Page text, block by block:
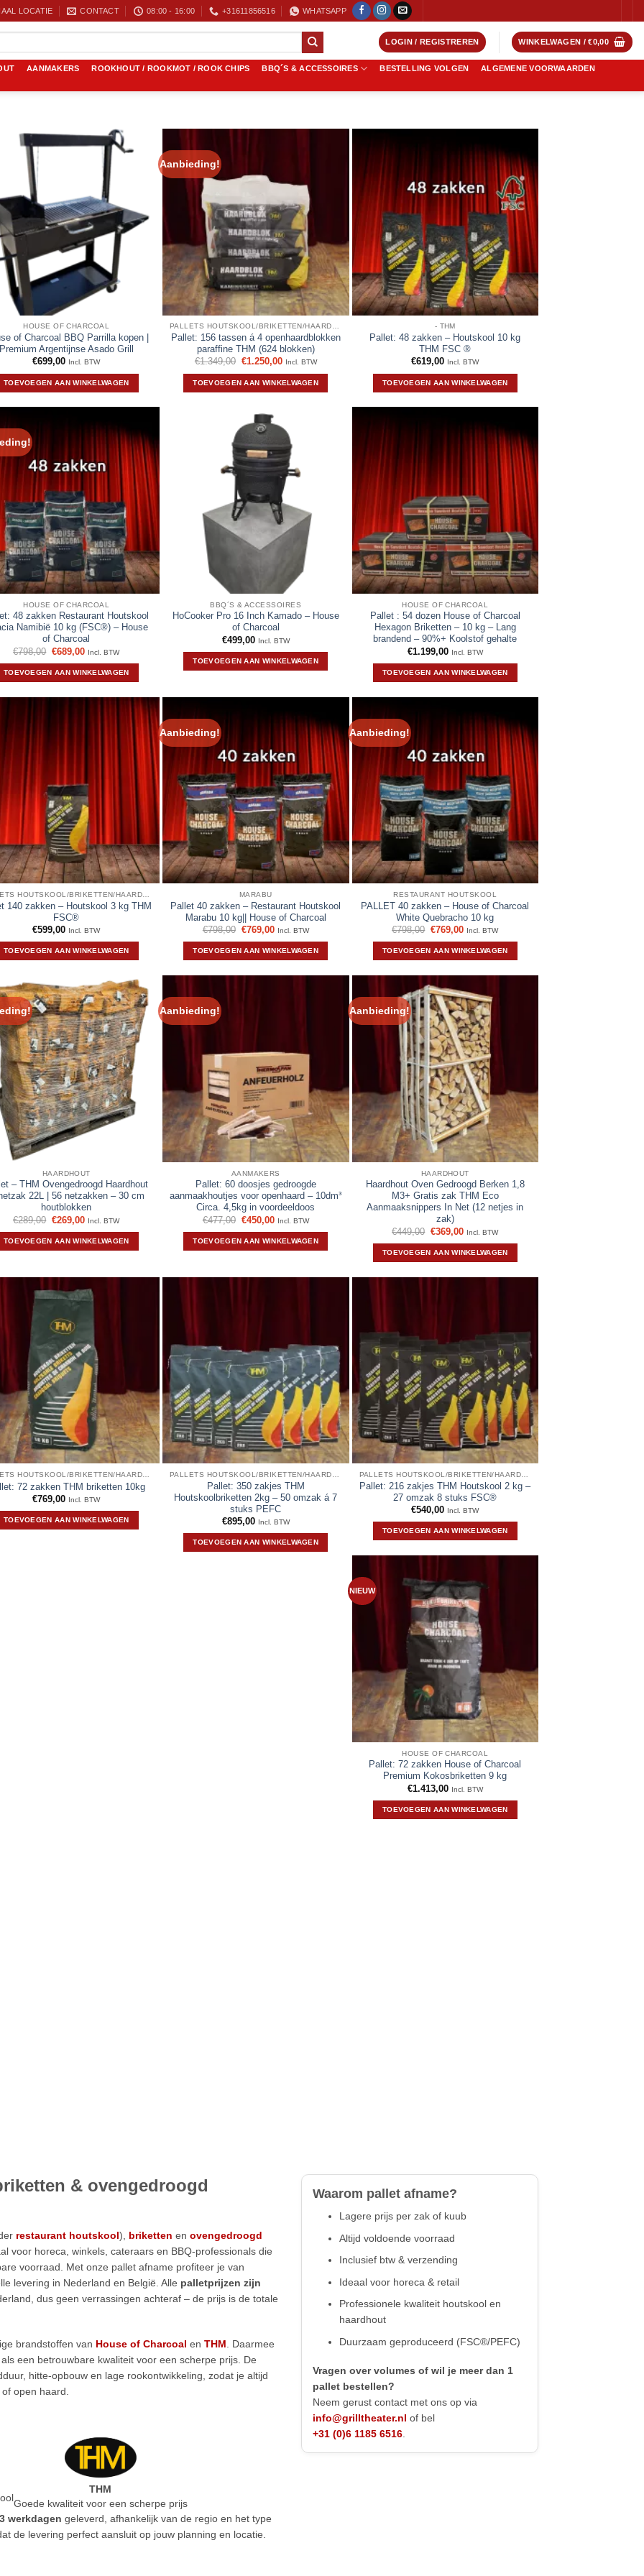
LOCATIE CONTACT 08:00 - 16:00 +31611856516 WHATSAPP
LOGIN / REGISTREREN WINKELWAGEN /€0,00
AANMAKERS ROOKHOUT / ROOKMOT / ROOK CHIPS BBQ´S & ACCESSOIRES BESTELLING VOLGEN ALGEMENE VOORWAARDEN
HOUSE OF CHARCOAL
of Charcoal BBQ Parrilla kopen |
Argentijnse Asado Grill
€699,00 Incl. BTW
TOEVOEGEN AAN WINKELWAGEN
Aanbieding!
PALLETS HOUTSKOOL/BRIKETTEN/HAARDHOUT
Pallet: 156 tassen á 4 openhaardblokken
paraffine THM (624 blokken)
€1.349,00 Oorspronkelijke
was:
€1.349,00.
€1.250,00Huidige
is:
€1.250,00.
Incl. BTW
TOEVOEGEN AAN WINKELWAGEN
- THM
Pallet: 48 zakken – Houtskool 10 kg
THM FSC ®
€619,00 Incl. BTW
TOEVOEGEN AAN WINKELWAGEN
HOUSE OF CHARCOAL
48 zakken Restaurant Houtskool
Namibië 10 kg (FSC®) – House
of Charcoal
€798,00 Oorspronkelijke
was:
€798,00.
€689,00Huidige
is:
€689,00.
Incl. BTW
TOEVOEGEN AAN WINKELWAGEN
BBQ´S & ACCESSOIRES
HoCooker Pro 16 Inch Kamado – House
of Charcoal
€499,00 Incl. BTW
TOEVOEGEN AAN WINKELWAGEN
HOUSE OF CHARCOAL
Pallet : 54 dozen House of Charcoal
Hexagon Briketten – 10 kg – Lang
brandend – 90%+ Koolstof gehalte
€1.199,00 Incl. BTW
TOEVOEGEN AAN WINKELWAGEN
PALLETS HOUTSKOOL/BRIKETTEN/HAARDHOUT
140 zakken – Houtskool 3 kg THM
FSC®
€599,00 Incl. BTW
TOEVOEGEN AAN WINKELWAGEN
Aanbieding!
MARABU
Pallet 40 zakken – Restaurant Houtskool
Marabu 10 kg|| House of Charcoal
€798,00 Oorspronkelijke
was:
€798,00.
€769,00Huidige
is:
€769,00.
Incl. BTW
TOEVOEGEN AAN WINKELWAGEN
Aanbieding!
RESTAURANT HOUTSKOOL
PALLET 40 zakken – House of Charcoal
White Quebracho 10 kg
€798,00 Oorspronkelijke
was:
€798,00.
€769,00Huidige
is:
€769,00.
Incl. BTW
TOEVOEGEN AAN WINKELWAGEN
HAARDHOUT
– THM Ovengedroogd Haardhout
22L | 56 netzakken – 30 cm
houtblokken
€289,00 Oorspronkelijke
was:
€289,00.
€269,00Huidige
is:
€269,00.
Incl. BTW
TOEVOEGEN AAN WINKELWAGEN
Aanbieding!
AANMAKERS
Pallet: 60 doosjes gedroogde
aanmaakhoutjes voor openhaard – 10dm³
Circa. 4,5kg in voordeeldoos
€477,00 Oorspronkelijke
was:
€477,00.
€450,00Huidige
is:
€450,00.
Incl. BTW
TOEVOEGEN AAN WINKELWAGEN
Aanbieding!
HAARDHOUT
Haardhout Oven Gedroogd Berken 1,8
M3+ Gratis zak THM Eco
Aanmaaksnippers In Net (12 netjes in
zak)
€449,00 Oorspronkelijke
was:
€449,00.
€369,00Huidige
is:
€369,00.
Incl. BTW
TOEVOEGEN AAN WINKELWAGEN
PALLETS HOUTSKOOL/BRIKETTEN/HAARDHOUT
72 zakken THM briketten 10kg
€769,00 Incl. BTW
TOEVOEGEN AAN WINKELWAGEN
PALLETS HOUTSKOOL/BRIKETTEN/HAARDHOUT
Pallet: 350 zakjes THM
Houtskoolbriketten 2kg – 50 omzak á 7
stuks PEFC
€895,00 Incl. BTW
TOEVOEGEN AAN WINKELWAGEN
PALLETS HOUTSKOOL/BRIKETTEN/HAARDHOUT
Pallet: 216 zakjes THM Houtskool 2 kg –
27 omzak 8 stuks FSC®
€540,00 Incl. BTW
TOEVOEGEN AAN WINKELWAGEN
NIEUW
HOUSE OF CHARCOAL
Pallet: 72 zakken House of Charcoal
Premium Kokosbriketten 9 kg
€1.413,00 Incl. BTW
TOEVOEGEN AAN WINKELWAGEN
& ovengedroogd
restaurant houtskool), briketten en ovengedroogd
voor horeca, winkels, cateraars en BBQ-professionals die
voorraad. Met onze pallet afname profiteer je van
levering in Nederland en België. Alle palletprijzen zijn
dus geen verrassingen achteraf – de prijs is de totale
brandstoffen van House of Charcoal en THM . Daarmee
een betrouwbare kwaliteit voor een scherpe prijs. De
hitte-opbouw en lage rookontwikkeling, zodat je altijd
open haard.
THM
Goede kwaliteit voor een scherpe prijs
werkdagen geleverd, afhankelijk van de regio en het type
de levering perfect aansluit op jouw planning en locatie.
Waarom pallet afname?
Lagere prijs per zak of kuub
Altijd voldoende voorraad
Inclusief btw & verzending
Ideaal voor horeca & retail
Professionele kwaliteit houtskool en
haardhout
Duurzaam geproduceerd (FSC®/PEFC)
Vragen over volumes of wil je meer dan 1
pallet bestellen?
Neem gerust contact met ons op via
info@grilltheater.nl of bel
+31 (0)6 1185 6516